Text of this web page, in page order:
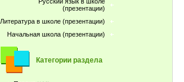
(презентации)
Литература в школе (презентации)
Начальная школа (презентации)
Категории раздела